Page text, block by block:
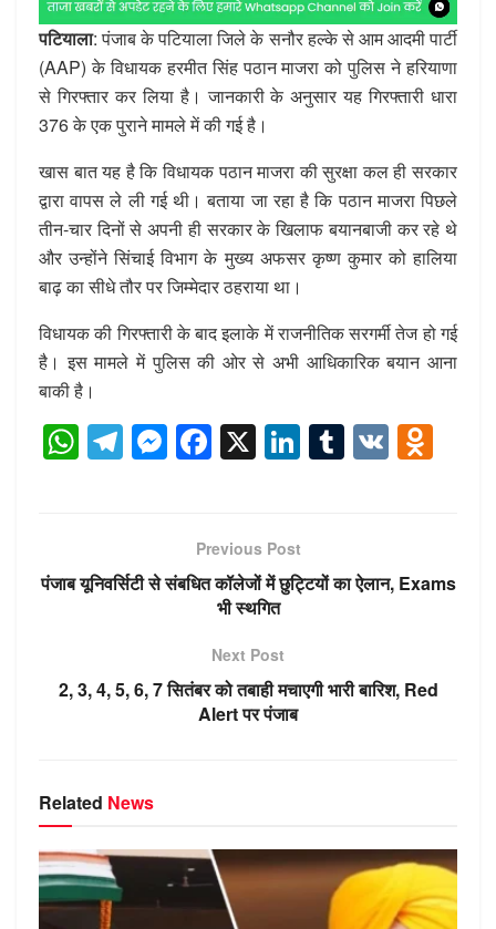
पटियाला: पंजाब के पटियाला जिले के सनौर हल्के से आम आदमी पार्टी
(AAP) के विधायक हरमीत सिंह पठान माजरा को पुलिस ने हरियाणा
से गिरफ्तार कर लिया है। जानकारी के अनुसार यह गिरफ्तारी धारा
376 के एक पुराने मामले में की गई है।
खास बात यह है कि विधायक पठान माजरा की सुरक्षा कल ही सरकार
द्वारा वापस ले ली गई थी। बताया जा रहा है कि पठान माजरा पिछले
तीन-चार दिनों से अपनी ही सरकार के खिलाफ बयानबाजी कर रहे थे
और उन्होंने सिंचाई विभाग के मुख्य अफसर कृष्ण कुमार को हालिया
बाढ़ का सीधे तौर पर जिम्मेदार ठहराया था।
विधायक की गिरफ्तारी के बाद इलाके में राजनीतिक सरगर्मी तेज हो गई
है। इस मामले में पुलिस की ओर से अभी आधिकारिक बयान आना
बाकी है।
W
h
A
T
el
a
M
e
n
F
a
e
b
o
o
k
X Li
n
dI
T
u
r
V
K
kl
ni
Previous Post
पंजाब यूनिवर्सिटी से संबधित कॉलेजों में छुट्टियों का ऐलान, Exams
भी स्थगित
Next Post
2, 3, 4, 5, 6, 7 सितंबर को तबाही मचाएगी भारी बारिश, Red
Alert पर पंजाब
Related News